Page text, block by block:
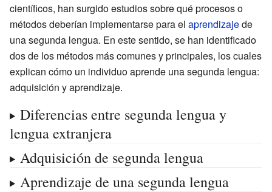
científicos, han surgido estudios sobre qué procesos o
métodos deberían implementarse para el aprendizajede
una segunda lengua. En este sentido, se han identificado
dos de los métodos más comunes y principales, los cuales
explican cómo un individuo aprende una segunda lengua:
adquisición yaprendizaje.
Diferencias entre segunda lengua y
lengua extranjera
Adquisición de segunda lengua
Aprendizaje de una segunda lengua